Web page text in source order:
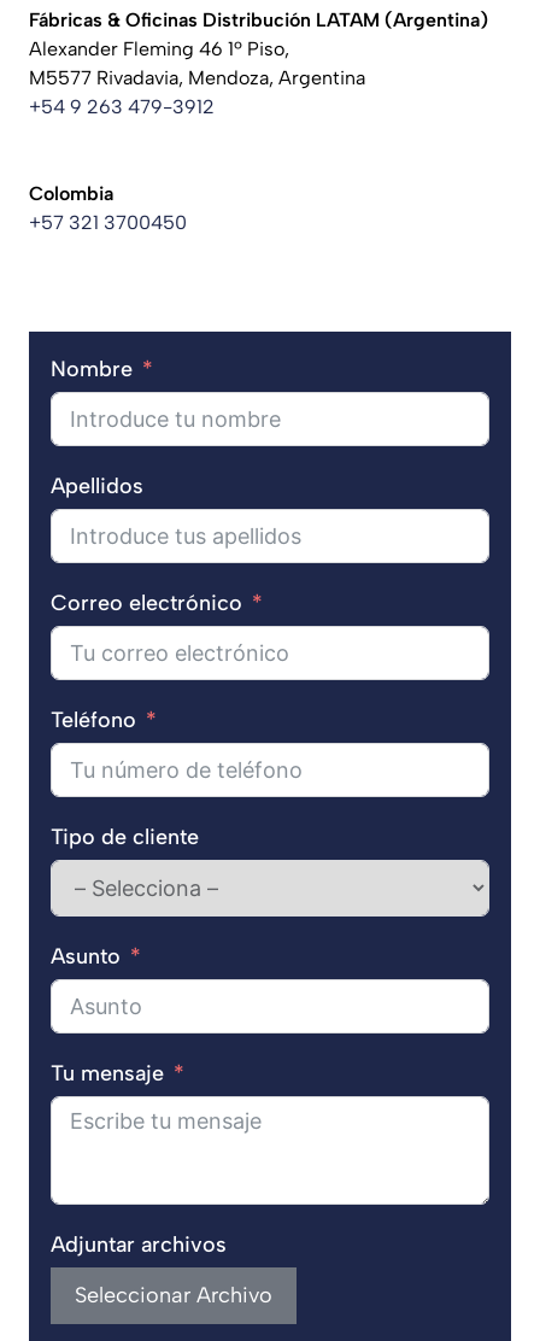
Fábricas & Oficinas Distribución LATAM (Argentina)
Alexander Fleming 46 1º Piso,
M5577 Rivadavia, Mendoza, Argentina
+54 9 263 479-3912
Colombia
+57 321 3700450
Nombre
Apellidos
Correo electrónico
Teléfono
Tipo de cliente
Asunto
Tu mensaje
Adjuntar archivos
Seleccionar Archivo